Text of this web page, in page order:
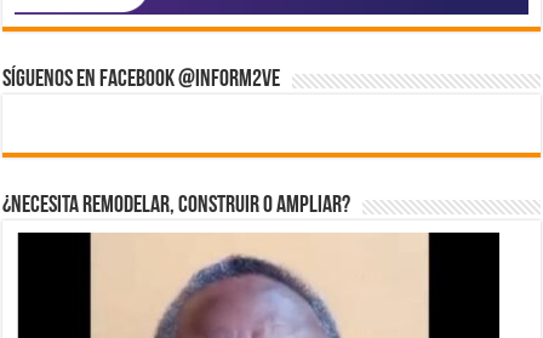
Síguenos en Facebook @inform2Ve
¿Necesita Remodelar, Construir o ampliar?